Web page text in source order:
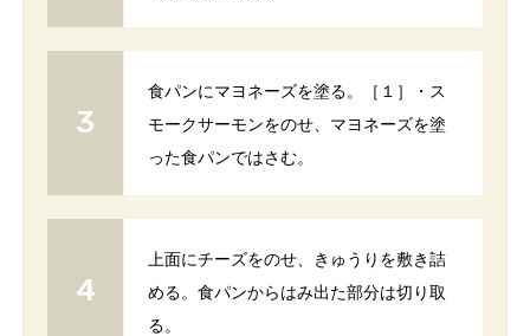
食パンにマヨネーズを塗る。［１］・ス
モークサーモンをのせ、マヨネーズを塗
った食パンではさむ。
上面にチーズをのせ、きゅうりを敷き詰
める。食パンからはみ出た部分は切り取
る。